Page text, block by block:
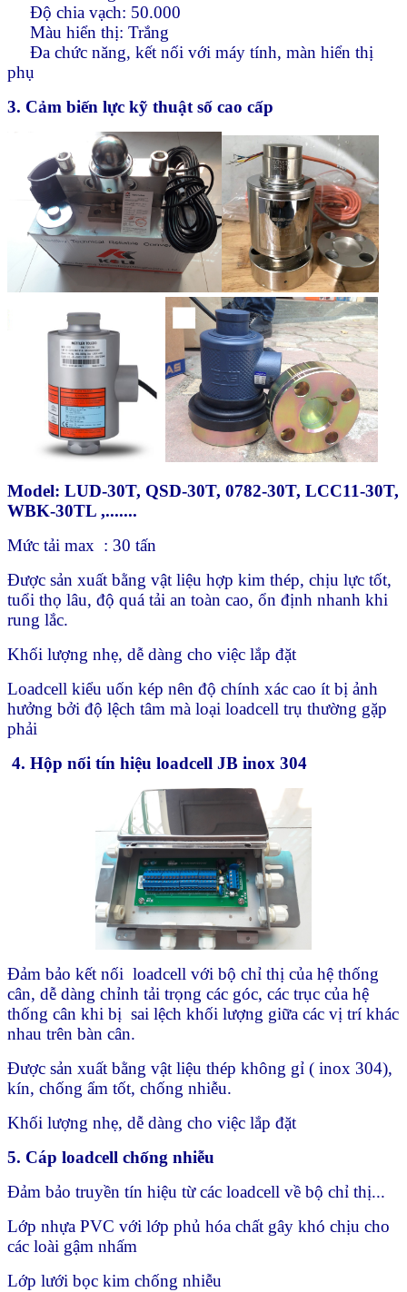
Độ chia vạch: 50.000
Màu hiển thị: Trắng
Đa chức năng, kết nối với máy tính, màn hiển thị
phụ
3. Cảm biến lực kỹ thuật số cao cấp
Model: LUD-30T, QSD-30T, 0782-30T, LCC11-30T,
WBK-30TL ,.......
Mức tải max : 30 tấn
Được sản xuất bằng vật liệu hợp kim thép, chịu lực tốt,
tuổi thọ lâu, độ quá tải an toàn cao, ổn định nhanh khi
rung lắc.
Khối lượng nhẹ, dễ dàng cho việc lắp đặt
Loadcell kiểu uốn kép nên độ chính xác cao ít bị ảnh
hưởng bởi độ lệch tâm mà loại loadcell trụ thường gặp
phải
4. Hộp nối tín hiệu loadcell JB inox 304
Đảm bảo kết nối loadcell với bộ chỉ thị của hệ thống
cân, dễ dàng chỉnh tải trọng các góc, các trục của hệ
thống cân khi bị sai lệch khối lượng giữa các vị trí khác
nhau trên bàn cân.
Được sản xuất bằng vật liệu thép không gỉ ( inox 304),
kín, chống ẩm tốt, chống nhiễu.
Khối lượng nhẹ, dễ dàng cho việc lắp đặt
5. Cáp loadcell chống nhiễu
Đảm bảo truyền tín hiệu từ các loadcell về bộ chỉ thị...
Lớp nhựa PVC với lớp phủ hóa chất gây khó chịu cho
các loài gậm nhấm
Lớp lưới bọc kim chống nhiễu